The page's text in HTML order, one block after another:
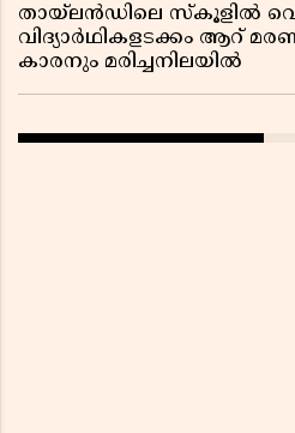
തായ്‌ലൻഡിലെ സ്‌കൂളിൽ
വിദ്യാർഥികളടക്കം ആറ്
കാരനും മരിച്ചനിലയിൽ